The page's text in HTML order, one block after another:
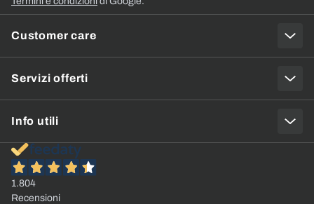
Customer care
Servizi offerti
Info utili
1.804
Recensioni